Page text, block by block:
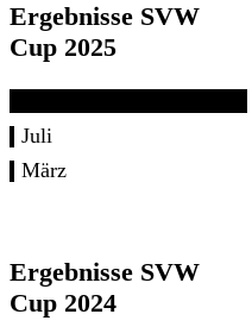
Ergebnisse SVW
Cup 2025
Juli
März
Ergebnisse SVW
Cup 2024